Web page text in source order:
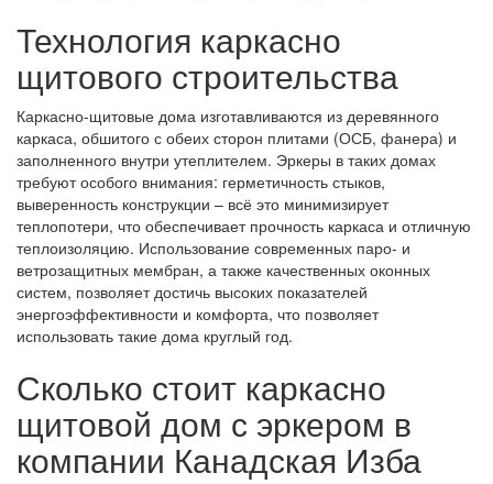
Технология каркасно
щитового строительства
Каркасно-щитовые дома изготавливаются из деревянного
каркаса, обшитого с обеих сторон плитами (ОСБ, фанера) и
заполненного внутри утеплителем. Эркеры в таких домах
требуют особого внимания: герметичность стыков,
выверенность конструкции – всё это минимизирует
теплопотери, что обеспечивает прочность каркаса и отличную
теплоизоляцию. Использование современных паро- и
ветрозащитных мембран, а также качественных оконных
систем, позволяет достичь высоких показателей
энергоэффективности и комфорта, что позволяет
использовать такие дома круглый год.
Сколько стоит каркасно
щитовой дом с эркером в
компании Канадская Изба